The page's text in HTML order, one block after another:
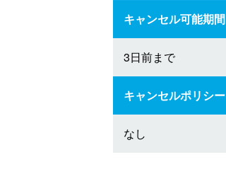
キャンセル可能期間
3日前まで
キャンセルポリシー
なし